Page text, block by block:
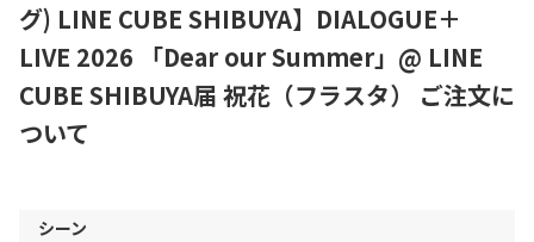
グ) LINE CUBE SHIBUYA】DIALOGUE＋
LIVE 2026 「Dear our Summer」@ LINE
CUBE SHIBUYA届 祝花（フラスタ） ご注文に
ついて
シーン